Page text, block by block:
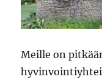
Meille on